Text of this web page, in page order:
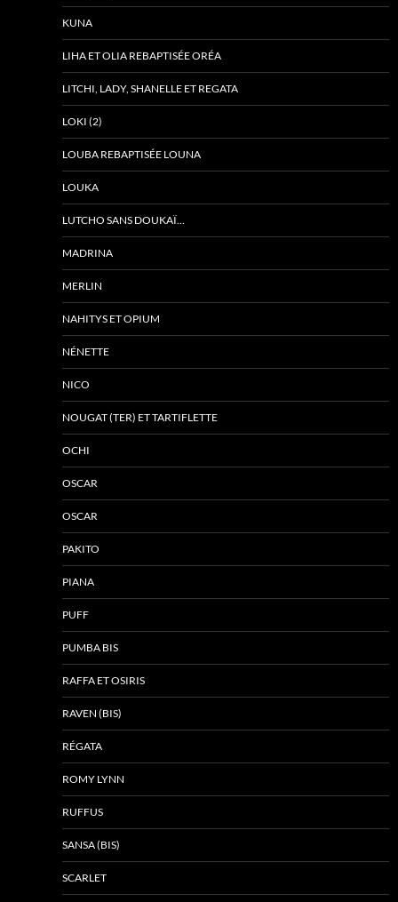
KUNA
LIHA ET OLIA REBAPTISÉE ORÉA
LITCHI, LADY, SHANELLE ET REGATA
LOKI (2)
LOUBA REBAPTISÉE LOUNA
LOUKA
LUTCHO SANS DOUKAÏ…
MADRINA
MERLIN
NAHITYS ET OPIUM
NÉNETTE
NICO
NOUGAT (TER) ET TARTIFLETTE
OCHI
OSCAR
OSCAR
PAKITO
PIANA
PUFF
PUMBA BIS
RAFFA ET OSIRIS
RAVEN (BIS)
RÉGATA
ROMY LYNN
RUFFUS
SANSA (BIS)
SCARLET